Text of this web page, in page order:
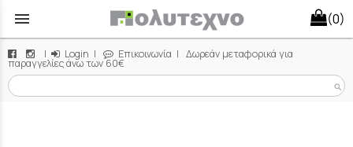
menu (0)
| Login | Επικοινωνία | Δωρεάν μεταφορικά για
παραγγελίες άνω των 60€
search